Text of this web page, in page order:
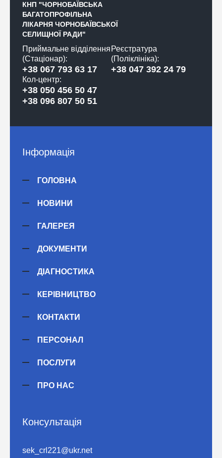
КНП "ЧОРНОБАЇВСЬКА
БАГАТОПРОФІЛЬНА
ЛІКАРНЯ ЧОРНОБАЇВСЬКОЇ
СЕЛИЩНОЇ РАДИ"
Приймальне відділення
(Стаціонар):
+38 067 793 63 17
Реєстратура
(Поліклініка):
+38 047 392 24 79
Кол-центр:
+38 050 456 50 47
+38 096 807 50 51
Інформація
ГОЛОВНА
НОВИНИ
ГАЛЕРЕЯ
ДОКУМЕНТИ
ДІАГНОСТИКА
КЕРІВНИЦТВО
КОНТАКТИ
ПЕРСОНАЛ
ПОСЛУГИ
ПРО НАС
Консультація
sek_crl221@ukr.net